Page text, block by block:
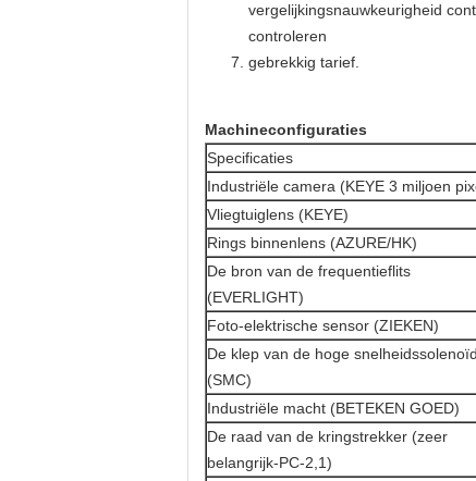
vergelijkingsnauwkeurigheid
controleren
gebrekkig tarief.
Machineconfiguraties
Specificaties
Industriële camera (KEYE 3 miljoen
Vliegtuiglens (KEYE)
Rings binnenlens (AZURE/HK)
De bron van de frequentieflits
(EVERLIGHT)
Foto-elektrische sensor (ZIEKEN)
De klep van de hoge
(SMC)
Industriële macht (BETEKEN GOED)
De raad van de kringstrekker (zeer
belangrijk-PC-2,1)